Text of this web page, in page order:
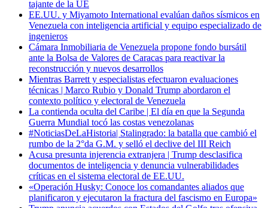
tajante de la UE
EE.UU. y Miyamoto International evalúan daños sísmicos en
Venezuela con inteligencia artificial y equipo especializado de
ingenieros
Cámara Inmobiliaria de Venezuela propone fondo bursátil
ante la Bolsa de Valores de Caracas para reactivar la
reconstrucción y nuevos desarrollos
Mientras Barrett y especialistas efectuaron evaluaciones
técnicas | Marco Rubio y Donald Trump abordaron el
contexto político y electoral de Venezuela
La contienda oculta del Caribe | El día en que la Segunda
Guerra Mundial tocó las costas venezolanas
#NoticiasDeLaHistoria| Stalingrado: la batalla que cambió el
rumbo de la 2°da G.M. y selló el declive del III Reich
Acusa presunta injerencia extranjera | Trump desclasifica
documentos de inteligencia y denuncia vulnerabilidades
críticas en el sistema electoral de EE.UU.
«Operación Husky: Conoce los comandantes aliados que
planificaron y ejecutaron la fractura del fascismo en Europa»